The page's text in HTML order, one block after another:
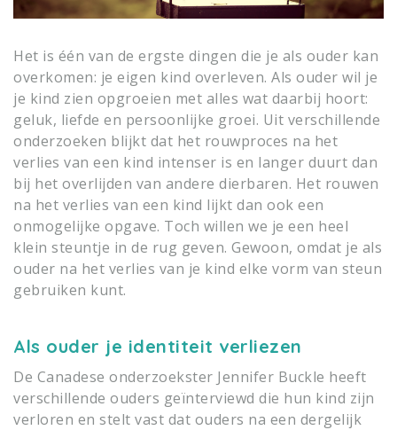
Het is één van de ergste dingen die je als ouder kan
overkomen: je eigen kind overleven. Als ouder wil je
je kind zien opgroeien met alles wat daarbij hoort:
geluk, liefde en persoonlijke groei. Uit verschillende
onderzoeken blijkt dat het rouwproces na het
verlies van een kind intenser is en langer duurt dan
bij het overlijden van andere dierbaren. Het rouwen
na het verlies van een kind lijkt dan ook een
onmogelijke opgave. Toch willen we je een heel
klein steuntje in de rug geven. Gewoon, omdat je als
ouder na het verlies van je kind elke vorm van steun
gebruiken kunt.
Als ouder je identiteit verliezen
De Canadese onderzoekster Jennifer Buckle heeft
verschillende ouders geïnterviewd die hun kind zijn
verloren en stelt vast dat ouders na een dergelijk